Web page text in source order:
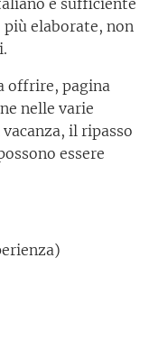
è sufficiente
elaborate, non
offrire, pagina
nelle varie
il ripasso
essere